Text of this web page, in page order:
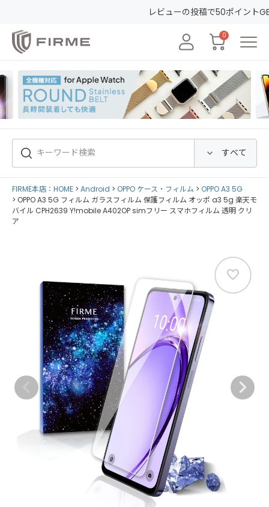
レビューの投稿で50ポイントGET&30日間安心保証！会員登録
0
FIRME本店：HOME Android OPPO ケース・フィルム
OPPO A3 5G
OPPO A3 5G フィルム ガラスフィルム 保護フィルム オッポ a3 5g 楽天モ
バイル CPH2639 Y!mobile A402OP simフリー スマホフィルム 透明 クリ
ア